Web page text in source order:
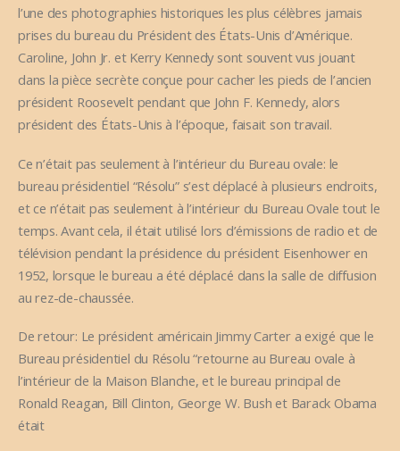
l’une des photographies historiques les plus célèbres jamais
prises du bureau du Président des États-Unis d’Amérique.
Caroline, John Jr. et Kerry Kennedy sont souvent vus jouant
dans la pièce secrète conçue pour cacher les pieds de l’ancien
président Roosevelt pendant que John F. Kennedy, alors
président des États-Unis à l’époque, faisait son travail.
Ce n’était pas seulement à l’intérieur du Bureau ovale: le
bureau présidentiel “Résolu” s’est déplacé à plusieurs endroits,
et ce n’était pas seulement à l’intérieur du Bureau Ovale tout le
temps. Avant cela, il était utilisé lors d’émissions de radio et de
télévision pendant la présidence du président Eisenhower en
1952, lorsque le bureau a été déplacé dans la salle de diffusion
au rez-de-chaussée.
De retour: Le président américain Jimmy Carter a exigé que le
Bureau présidentiel du Résolu “retourne au Bureau ovale à
l’intérieur de la Maison Blanche, et le bureau principal de
Ronald Reagan, Bill Clinton, George W. Bush et Barack Obama
était